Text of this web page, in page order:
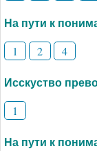
На пути к
1 2 4
Исскуство
1
На пути к